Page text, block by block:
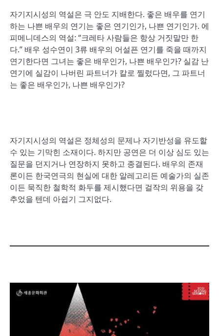
자기지시성의 역설은 극 안도 지배한다. 좋은 배우를 연기
하는 나쁜 배우의 연기는 좋은 연기인가, 나쁜 연기인가. 에
피메니데스의 역설: “크레타 사람들은 항상 거짓말만 한
다.” 배우 성수연이 3류 배우의 어설픈 연기를 죽을 때까지
연기한다면 그녀는 좋은 배우인가, 나쁜 배우인가? 실감 난
연기에 실감이 나버린 파트너가 칼로 찔렀다면, 그 파트너
는 좋은 배우인가, 나쁜 배우인가?
자기지시성의 역설은 정체성의 문제나 자기반성을 유도할
수 있는 기막힌 소재이다. 하지만 공연은 더 이상 심도 있는
질문을 던지거나 연장하지 못하고 종결된다. 배우의 존재
론이든 한국연극의 현실에 대한 알레고리든 예술가의 실존
이든 묵직한 철학적 화두를 제시했다면 걸작의 위용을 갖
추었을 텐데 아쉽기 그지없다.